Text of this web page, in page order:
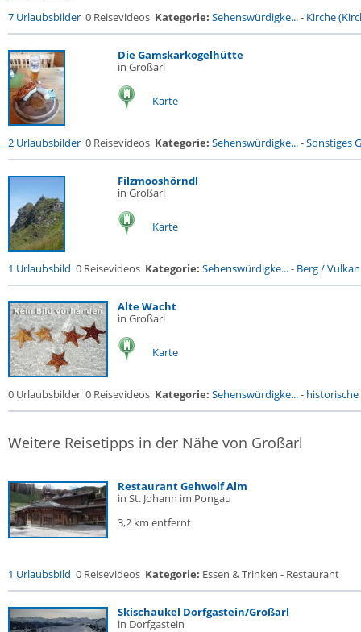
7 Urlaubsbilder 0 Reisevideos Kategorie: Sehenswürdigke...- Kirche
Die Gamskarkogelhütte
in Großarl
Karte
2 Urlaubsbilder 0 Reisevideos Kategorie: Sehenswürdigke...-Sonstiges
Filzmooshörndl
in Großarl
Karte
1 Urlaubsbild 0 Reisevideos Kategorie: Sehenswürdigke...- Berg / Vulkan
Alte Wacht
in Großarl
Karte
0 Urlaubsbilder 0 Reisevideos Kategorie: Sehenswürdigke...- historische
Weitere Reisetipps in der Nähe von Großarl
Restaurant Gehwolf Alm
in St. Johann im Pongau
3,2 km entfernt
1 Urlaubsbild 0 Reisevideos Kategorie: Essen & Trinken - Restaurant
Skischaukel Dorfgastein/Großarl
in Dorfgastein